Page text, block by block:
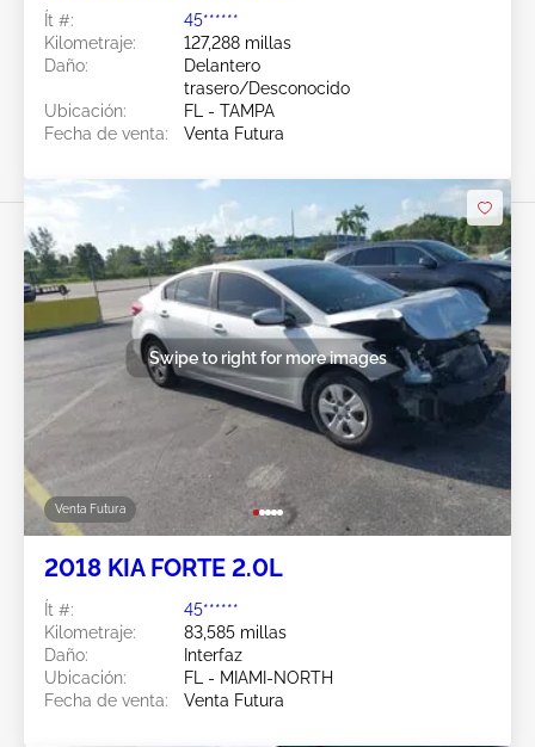
Ít #:
45******
Kilometraje:
127,288 millas
Daño:
Delantero
trasero/Desconocido
Ubicación:
FL - TAMPA
Fecha de venta:
Venta Futura
Venta Futura
Swipe to right for more images
2018 KIA FORTE 2.0L
Ít #:
45******
Kilometraje:
83,585 millas
Daño:
Interfaz
Ubicación:
FL - MIAMI-NORTH
Fecha de venta:
Venta Futura